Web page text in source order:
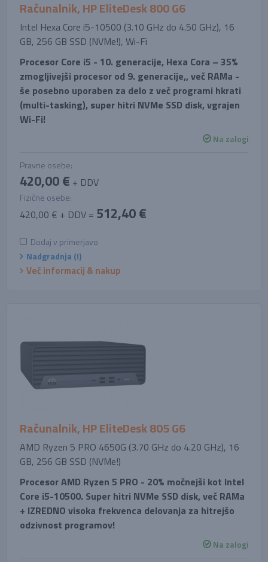
Računalnik, HP EliteDesk 800 G6
Intel Hexa Core i5-10500 (3.10 GHz do 4.50 GHz), 16
GB, 256 GB SSD (NVMe!), Wi-Fi
Procesor Core i5 - 10. generacije, Hexa Cora – 35%
zmogljivejši procesor od 9. generacije,, več RAMa -
še posebno uporaben za delo z več programi hkrati
(multi-tasking), super hitri NVMe SSD disk, vgrajen
Wi-Fi!
Na zalogi
Pravne osebe:
420,00 € + DDV
Fizične osebe:
420,00 € + DDV = 512,40 €
Dodaj v primerjavo
Nadgradnja (!)
Več informacij & nakup
Računalnik, HP EliteDesk 805 G6
AMD Ryzen 5 PRO 4650G (3.70 GHz do 4.20 GHz), 16
GB, 256 GB SSD (NVMe!)
Procesor AMD Ryzen 5 PRO - 20% močnejši kot Intel
Core i5-10500. Super hitri NVMe SSD disk, več RAMa
+ IZREDNO visoka frekvenca delovanja za hitrejšo
odzivnost programov!
Na zalogi